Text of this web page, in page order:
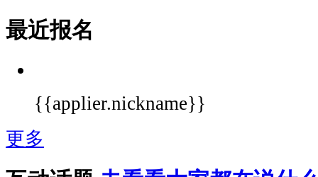
最近报名
{{applier.nickname}}
更多